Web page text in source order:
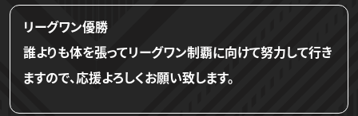
リーグワン優勝
誰よりも体を張ってリーグワン制覇に向けて努力して行き
ますので、応援よろしくお願い致します。